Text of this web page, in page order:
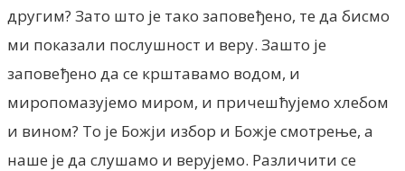
другим? Зато што је тако заповеђено, те да бисмо
ми показали послушност и веру. Зашто је
заповеђено да се крштавамо водом, и
миропомазујемо миром, и причешћујемо хлебом
и вином? То је Божји избор и Божје смотрење, а
наше је да слушамо и верујемо. Различити се